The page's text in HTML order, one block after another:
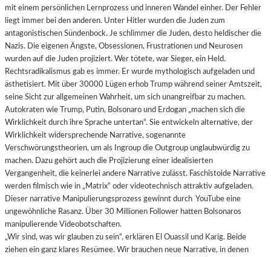
mit einem persönlichen Lernprozess und inneren Wandel einher. Der Fehler
liegt immer bei den anderen. Unter Hitler wurden die Juden zum
antagonistischen Sündenbock. Je schlimmer die Juden, desto heldischer die
Nazis. Die eigenen Ängste, Obsessionen, Frustrationen und Neurosen
wurden auf die Juden projiziert. Wer tötete, war Sieger, ein Held.
Rechtsradikalismus gab es immer. Er wurde mythologisch aufgeladen und
ästhetisiert. Mit über 30000 Lügen erhob Trump während seiner Amtszeit,
seine Sicht zur allgemeinen Wahrheit, um sich unangreifbar zu machen.
Autokraten wie Trump, Putin, Bolsonaro und Erdogan „machen sich die
Wirklichkeit durch ihre Sprache untertan“. Sie entwickeln alternative, der
Wirklichkeit widersprechende Narrative, sogenannte
Verschwörungstheorien, um als Ingroup die Outgroup unglaubwürdig zu
machen. Dazu gehört auch die Projizierung einer idealisierten
Vergangenheit, die keinerlei andere Narrative zulässt. Faschistoide Narrative
werden filmisch wie in „Matrix“ oder videotechnisch attraktiv aufgeladen.
Dieser narrative Manipulierungsprozess gewinnt durch YouTube eine
ungewöhnliche Rasanz. Über 30 Millionen Follower hatten Bolsonaros
manipulierende Videobotschaften.
„Wir sind, was wir glauben zu sein“, erklären El Ouassil und Karig. Beide
ziehen ein ganz klares Resümee. Wir brauchen neue Narrative, in denen